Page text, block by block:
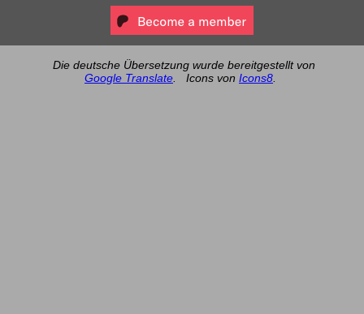
Die deutsche Übersetzung wurde bereitgestellt von
Google Translate
Icons von Icons8